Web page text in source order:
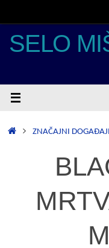
sadržaja
SELO
POČETNA
ZNAČAJNI DOGAĐAJI